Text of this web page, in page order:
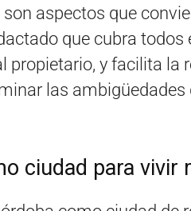
aspectos que
que cubra todos
propietario, y facilita la
las
ciudad para vivir